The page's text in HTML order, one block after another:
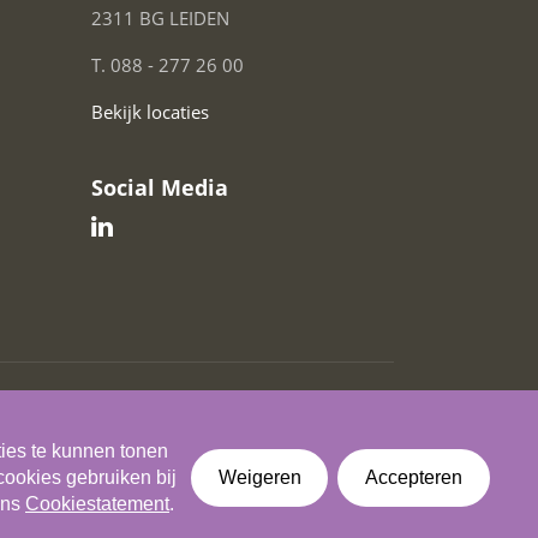
2311 BG LEIDEN
T. 088 - 277 26 00
Bekijk locaties
Social Media
te kunnen tonen
gebruiken bij
Cookiestatement.
Weigeren Accepteren